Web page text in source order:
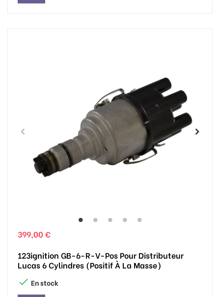
399,00 €
123ignition GB-6-R-V-Pos Pour Distributeur
Lucas 6 Cylindres (positif À La Masse)
 En stock